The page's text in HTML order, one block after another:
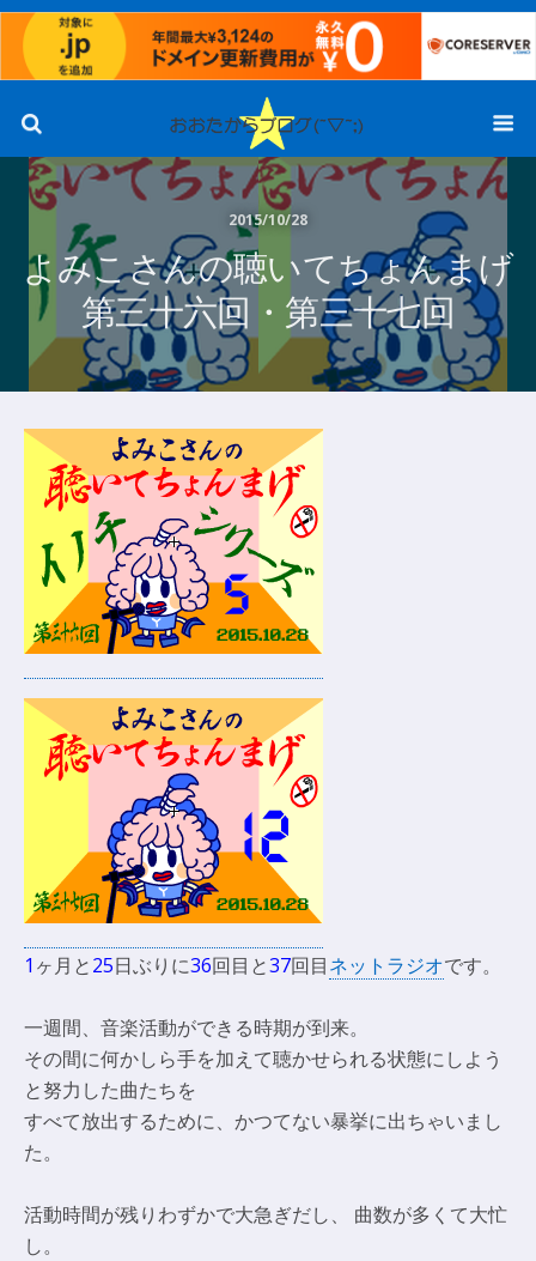
2015/10/28
よみこさんの聴いてちょんまげ
第三十六回・第三十七回
1 ヶ月と25日ぶりに36回目と37回目ネットラジオです。
一週間、音楽活動ができる時期が到来。
その間に何かしら手を加えて聴かせられる状態にしよう
と努力した曲たちを
すべて放出するために、かつてない暴挙に出ちゃいまし
た。
活動時間が残りわずかで大急ぎだし、 曲数が多くて大忙
し。